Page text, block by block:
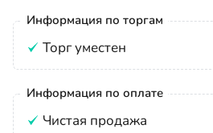
Информация по торгам
Торг уместен
Информация по оплате
Чистая продажа